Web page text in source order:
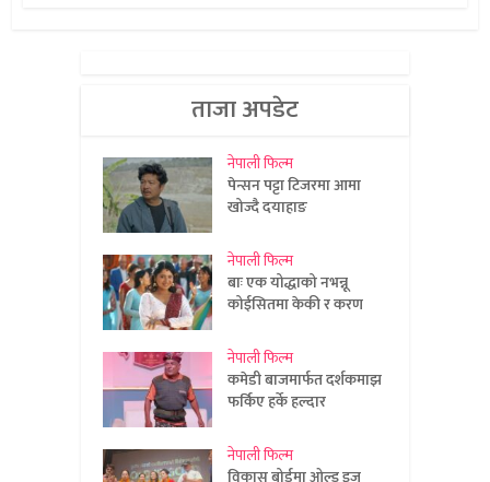
ताजा अपडेट
नेपाली फिल्म
पेन्सन पट्टा टिजरमा आमा
खोज्दै दयाहाङ
नेपाली फिल्म
बाः एक योद्धाको नभन्नू
कोईसितमा केकी र करण
नेपाली फिल्म
कमेडी बाजमार्फत दर्शकमाझ
फर्किए हर्के हल्दार
नेपाली फिल्म